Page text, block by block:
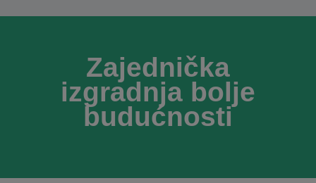
Zajednička
izgradnja bolje
budućnosti